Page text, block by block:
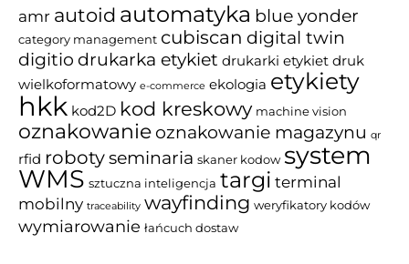
amr autoid automatyka blue yonder
category management cubiscan digital twin
digitio drukarka etykiet drukarki etykiet druk
wielkoformatowy e-commerce ekologia etykiety
hkk kod2D kod kreskowy machine vision
oznakowanie oznakowanie magazynu qr
rfid robotyseminaria skaner kodow system
WMS sztuczna inteligencja targi terminal
mobilny traceability wayfinding weryfikatory kodów
wymiarowanie łańcuch dostaw